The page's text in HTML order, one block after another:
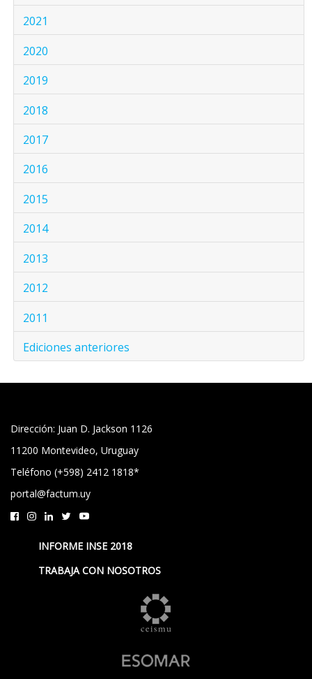
2021
2020
2019
2018
2017
2016
2015
2014
2013
2012
2011
Ediciones anteriores
Dirección: Juan D. Jackson 1126
11200 Montevideo, Uruguay
Teléfono (+598) 2412 1818*
portal@factum.uy
INFORME INSE 2018
TRABAJA CON NOSOTROS